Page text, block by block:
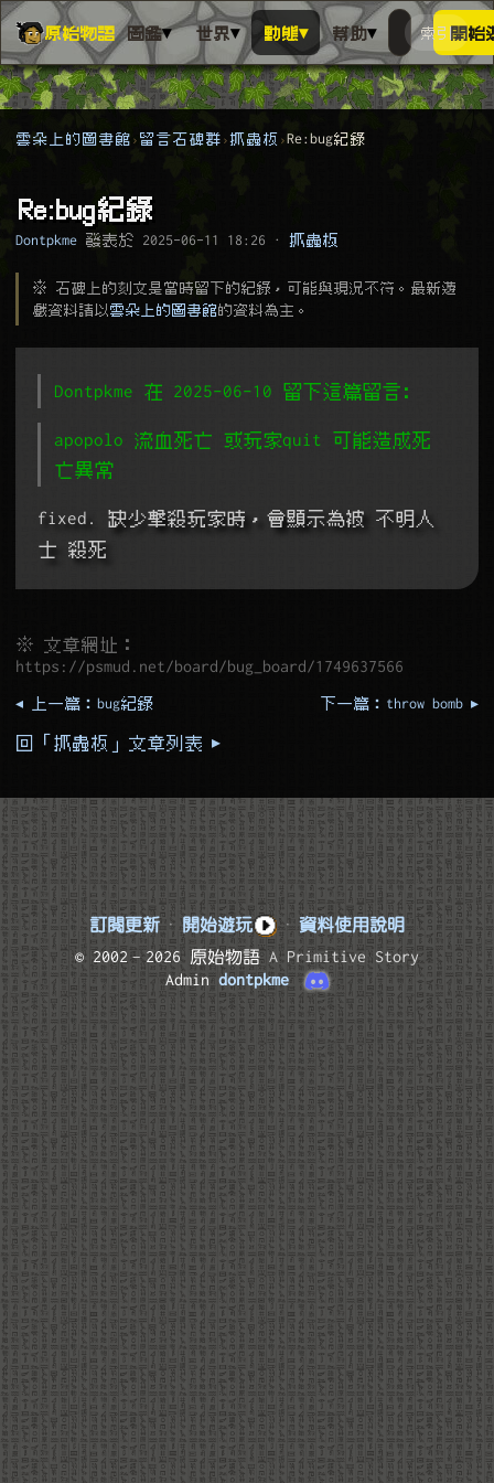
原始物語 圖鑑▾ 世界▾ 動態▾ 幫助▾
搜尋萬物
搜人物、
索引開始
雲朵上的圖書館 留言石碑群 抓蟲板 Re:bug紀錄
Re:bug紀錄
Dontpkme 發表於 2025-06-11 18:26 · 抓蟲板
※ 石碑上的刻文是當時留下的紀錄，可能與現況不符。最新遊
戲資料請以 雲朵上的圖書館的資料為主。
Dontpkme 在 2025-06-10 留下這篇留言﹕
apopolo 流血死亡 或玩家quit 可能造成死
亡異常
fixed. 缺少擊殺玩家時，會顯示為被 不明人
士 殺死
※ 文章網址：
https://psmud.net/board/bug_board/1749637566
◂ 上一篇：bug紀錄 下一篇：throw bomb ▸
回「抓蟲板」文章列表 ▸
訂閱更新 · 開始遊玩 · 資料使用說明
© 2002–2026 原始物語A Primitive Story
Admindontpkme